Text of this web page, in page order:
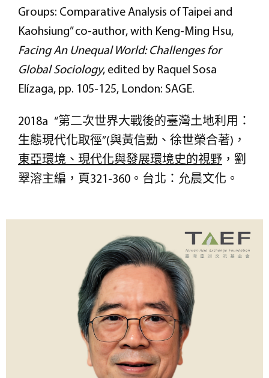
Groups: Comparative Analysis of Taipei and
Kaohsiung” co-author, with Keng-Ming Hsu,
Facing An Unequal World: Challenges for
Global Sociology, edited by Raquel Sosa
Elízaga, pp. 105-125, London: SAGE.
2018a “第二次世界大戰後的臺灣土地利用：
生態現代化取徑”(與黃信勳、徐世榮合著)，
東亞環境、現代化與發展環境史的視野 ，劉
翠溶主編，頁321-360。台北：允晨文化。